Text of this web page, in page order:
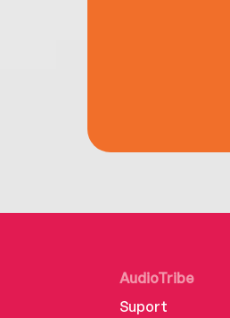
AudioTribe
Suport